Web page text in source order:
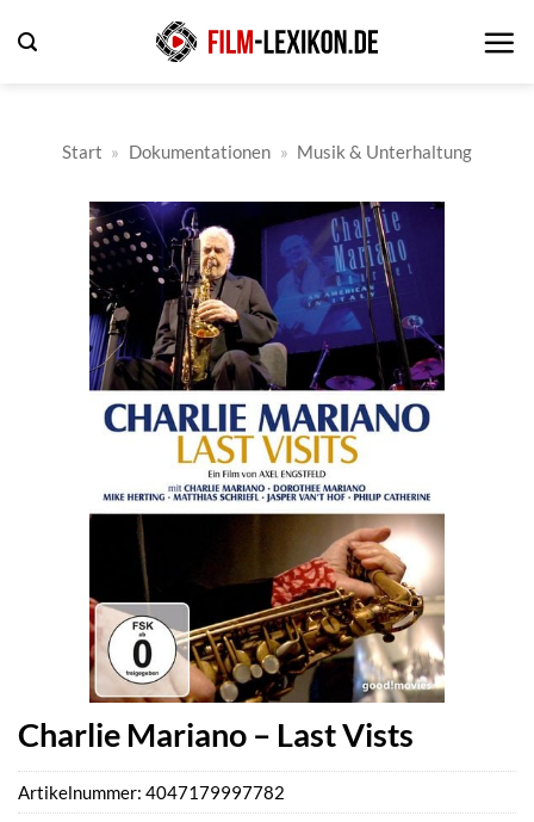
Inhalt
Start » Dokumentationen » Musik & Unterhaltung
Charlie Mariano – Last Vists
Artikelnummer: 4047179997782